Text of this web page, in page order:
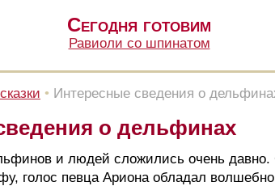
Сегодня готовим
Равиоли со шпинатом
• Интересные сведения о
о дельфинах
и людей сложились очень давно.
голос певца Ариона обладал